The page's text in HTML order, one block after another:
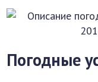
Погодные